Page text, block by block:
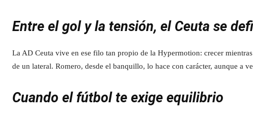
Entre el gol y la tensión, el Ceuta se
La AD Ceuta vive en ese filo tan propio de la Hypermotion: crecer
de un lateral. Romero, desde el banquillo, lo hace con carácter, aunque a
Cuando el fútbol te exige equilibrio